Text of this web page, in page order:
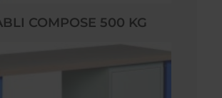
COMPOSE 500 KG